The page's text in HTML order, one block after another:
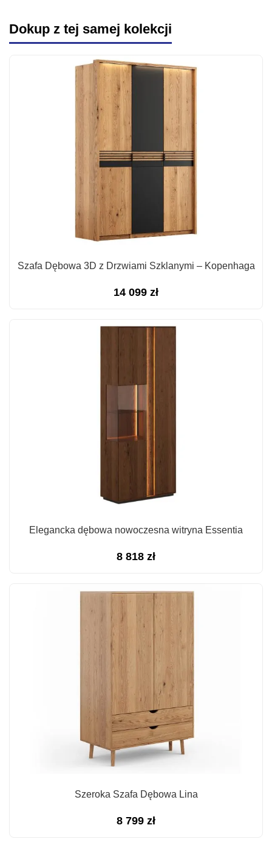
Dokup z tej samej kolekcji
Szafa Dębowa 3D z Drzwiami Szklanymi – Kopenhaga
14 099 zł
Elegancka dębowa nowoczesna witryna Essentia
8 818 zł
Szeroka Szafa Dębowa Lina
8 799 zł